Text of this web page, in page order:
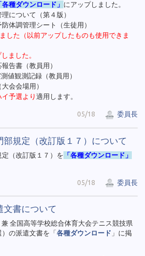
各種ダウンロード」 にアップしました。
について（第４版）
体調管理シート（生徒用）
した（以前アップしたものも使用できま
ました。
告書（教員用）
値観測記録（教員用）
会会場用）
予選より適用します。
05/18 委員長
部規定（改訂版１７）について
（改訂版１７）を 「各種ダウンロード」
05/18 委員長
文書について
全国高等学校総合体育大会テニス競技県
の派遣文書を「各種ダウンロード 」に掲